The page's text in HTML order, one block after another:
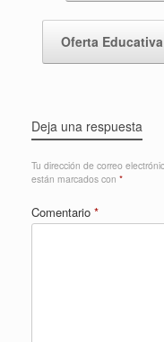
Oferta
Deja una respuesta
Tu dirección de correo
están marcados con *
Comentario *